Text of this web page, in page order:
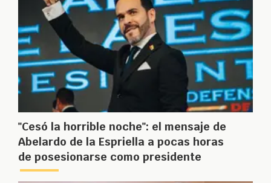
"Cesó la horrible noche": el mensaje de
Abelardo de la Espriella a pocas horas
de posesionarse como presidente